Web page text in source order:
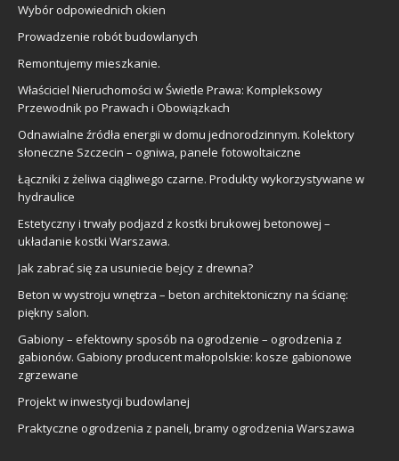
Wybór odpowiednich okien
Prowadzenie robót budowlanych
Remontujemy mieszkanie.
Właściciel Nieruchomości w Świetle Prawa: Kompleksowy
Przewodnik po Prawach i Obowiązkach
Odnawialne źródła energii w domu jednorodzinnym. Kolektory
słoneczne Szczecin – ogniwa, panele fotowoltaiczne
Łączniki z żeliwa ciągliwego czarne. Produkty wykorzystywane w
hydraulice
Estetyczny i trwały podjazd z kostki brukowej betonowej –
układanie kostki Warszawa.
Jak zabrać się za usuniecie bejcy z drewna?
Beton w wystroju wnętrza – beton architektoniczny na ścianę:
piękny salon.
Gabiony – efektowny sposób na ogrodzenie – ogrodzenia z
gabionów. Gabiony producent małopolskie: kosze gabionowe
zgrzewane
Projekt w inwestycji budowlanej
Praktyczne ogrodzenia z paneli, bramy ogrodzenia Warszawa